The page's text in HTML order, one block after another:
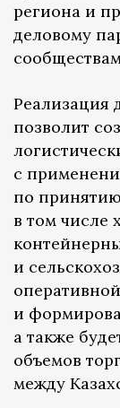
региона и
деловому
Реализация
позволит
с
по
в том числе
и
и
а также
объемов
между